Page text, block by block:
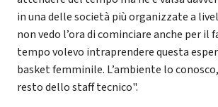
in una delle società più organizzate a
non vedo l’ora di cominciare anche per il
tempo volevo intraprendere questa
basket femminile. L’ambiente lo
resto dello staff tecnico".